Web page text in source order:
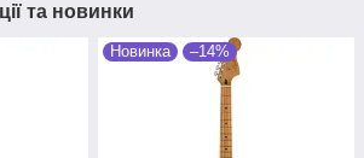
та новинки
Новинка –14%